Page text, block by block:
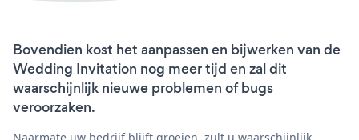
Bovendien kost het aanpassen en bijwerken van de
Wedding Invitation nog meer tijd en zal dit
waarschijnlijk nieuwe problemen of bugs
veroorzaken.